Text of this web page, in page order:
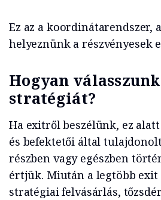
Ez az a koordinátarendszer,
helyeznünk a részvényesek
Hogyan
stratégiát?
Ha exitről beszélünk, ez
és befektetői által
részben vagy egészben
értjük. Miután a legtöbb exit
stratégiai felvásárlás,